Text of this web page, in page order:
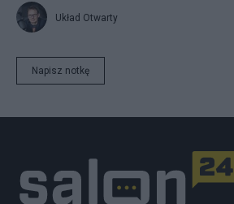
Układ Otwarty
Napisz notkę